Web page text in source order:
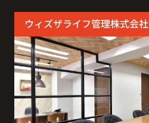
ウィズザライフ管理株式会社